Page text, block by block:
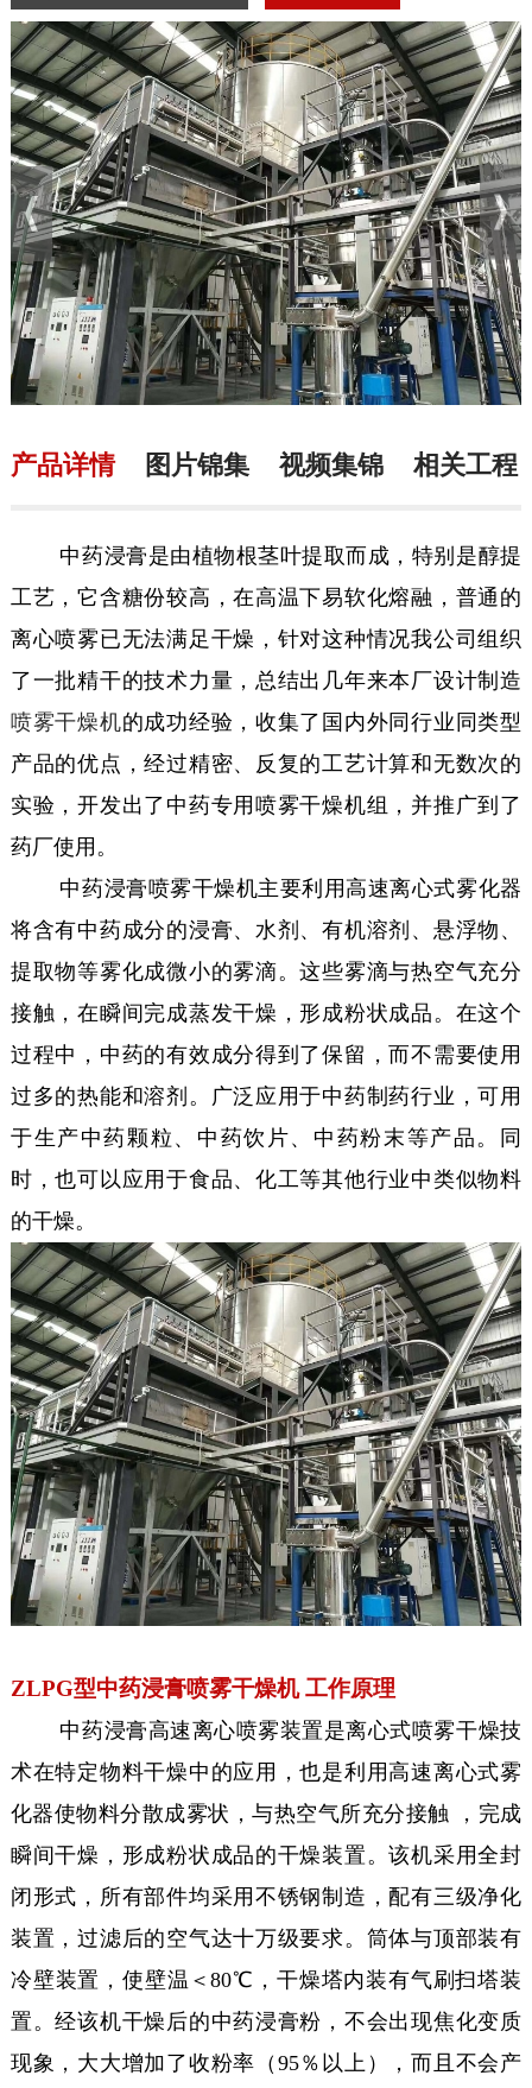
产品详情 图片锦集 视频集锦 相关工程
中药浸膏是由植物根茎叶提取而成，特别是醇提
工艺，它含糖份较高，在高温下易软化熔融，普通的
离心喷雾已无法满足干燥，针对这种情况我公司组织
了一批精干的技术力量，总结出几年来本厂设计制造
喷雾干燥机的成功经验，收集了国内外同行业同类型
产品的优点，经过精密、反复的工艺计算和无数次的
实验，开发出了中药专用喷雾干燥机组，并推广到了
药厂使用。
中药浸膏喷雾干燥机主要利用高速离心式雾化器
将含有中药成分的浸膏、水剂、有机溶剂、悬浮物、
提取物等雾化成微小的雾滴。这些雾滴与热空气充分
接触，在瞬间完成蒸发干燥，形成粉状成品。在这个
过程中，中药的有效成分得到了保留，而不需要使用
过多的热能和溶剂。广泛应用于中药制药行业，可用
于生产中药颗粒、中药饮片、中药粉末等产品。同
时，也可以应用于食品、化工等其他行业中类似物料
的干燥。
ZLPG型中药浸膏喷雾干燥机 工作原理
中药浸膏高速离心喷雾装置是离心式喷雾干燥技
术在特定物料干燥中的应用，也是利用高速离心式雾
化器使物料分散成雾状，与热空气所充分接触 ，完成
瞬间干燥，形成粉状成品的干燥装置。该机采用全封
闭形式，所有部件均采用不锈钢制造，配有三级净化
装置，过滤后的空气达十万级要求。筒体与顶部装有
冷壁装置，使壁温＜80℃，干燥塔内装有气刷扫塔装
置。经该机干燥后的中药浸膏粉，不会出现焦化变质
现象，大大增加了收粉率（95％以上），而且不会产